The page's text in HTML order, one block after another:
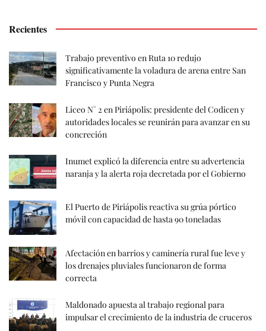
Recientes
Trabajo preventivo en Ruta 10 redujo
significativamente la voladura de arena entre San
Francisco y Punta Negra
Liceo N° 2 en Piriápolis: presidente del Codicen y
autoridades locales se reunirán para avanzar en su
concreción
Inumet explicó la diferencia entre su advertencia
naranja y la alerta roja decretada por el Gobierno
El Puerto de Piriápolis reactiva su grúa pórtico
móvil con capacidad de hasta 90 toneladas
Afectación en barrios y caminería rural fue leve y
los drenajes pluviales funcionaron de forma
correcta
Maldonado apuesta al trabajo regional para
impulsar el crecimiento de la industria de cruceros